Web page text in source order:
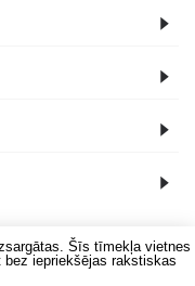
Šīs tīmekļa vietnes
iepriekšējas rakstiskas